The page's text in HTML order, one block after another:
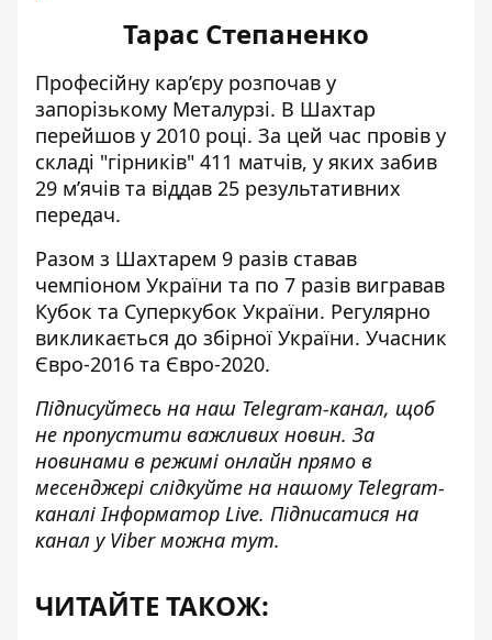
Тарас Степаненко
Професійну кар’єру розпочав у
запорізькому Металурзі. В Шахтар
перейшов у 2010 році. За цей час провів у
складі "гірників" 411 матчів, у яких забив
29 м’ячів та віддав 25 результативних
передач.
Разом з Шахтарем 9 разів ставав
чемпіоном України та по 7 разів вигравав
Кубок та Суперкубок України. Регулярно
викликається до збірної України. Учасник
Євро-2016 та Євро-2020.
Підписуйтесь на наш Telegram-канал, щоб
не пропустити важливих новин. За
новинами в режимі онлайн прямо в
месенджері слідкуйте на нашому Telegram-
каналіІнформатор Live. Підписатися на
канал у Viber можна тут.
ЧИТАЙТЕ ТАКОЖ: